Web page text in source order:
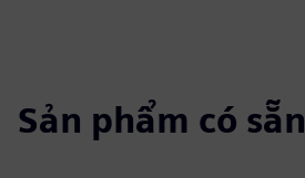
Sản phẩm có sẵn